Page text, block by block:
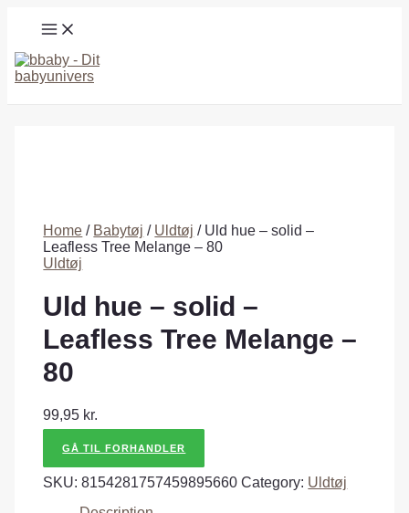
MAIN
MENU
Home / Babytøj / Uldtøj / Uld hue – solid –
Leafless Tree Melange – 80
Uldtøj
Uld hue – solid –
Leafless Tree Melange –
80
99,95 kr.
GÅ TIL FORHANDLER
SKU:8154281757459895660 Category: Uldtøj